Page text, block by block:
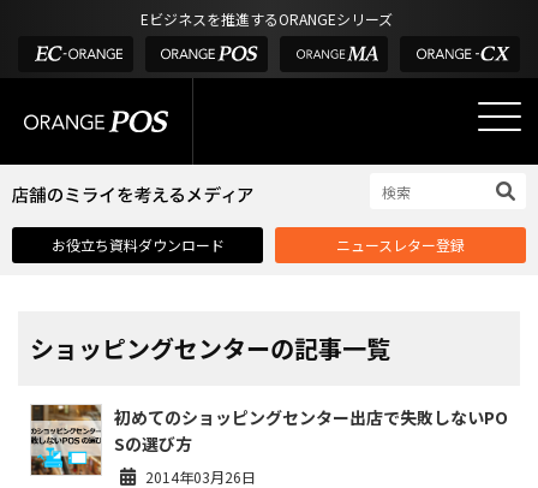
Eビジネスを推進するORANGEシリーズ
タッチパネル式カスタマーディスプレイ
インフラ環境・サポート
酒販・ワイン
サロン
DX推進支援
導入・補助金
デジタル化・AI導入補助金
POS お役立ち情報
店舗のミライを考えるメディア
03-6432-0346
電話受付：平日 10:00~17:00
お役立ち資料ダウンロード ニュースレター登録
ショッピングセンターの記事一覧
初めてのショッピングセンター出店で失敗しないPO
Sの選び方
2014年03月26日